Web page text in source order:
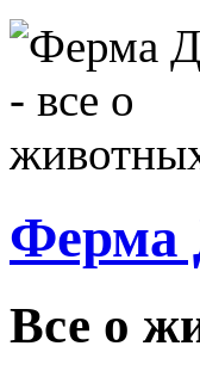
Ферма
Все о